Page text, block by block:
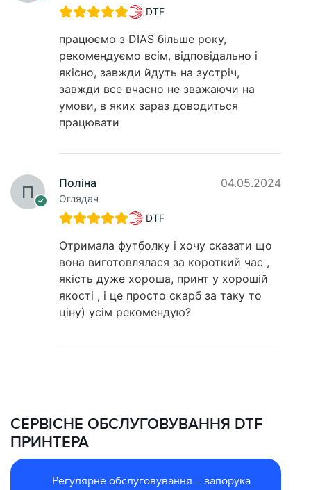
DTF
працюємо з DIAS більше року,
рекомендуємо всім, відповідально і
якісно, завжди йдуть на зустріч,
завжди все вчасно не зважаючи на
умови, в яких зараз доводиться
працювати
Поліна
Оглядач
04.05.2024
DTF
Отримала футболку і хочу сказати що
вона виготовлялася за короткий час ,
якість дуже хороша, принт у хорошій
якості , і це просто скарб за таку то
ціну) усім рекомендую?
СЕРВІСНЕ ОБСЛУГОВУВАННЯ DTF
ПРИНТЕРА
Регулярне обслуговування – запорука